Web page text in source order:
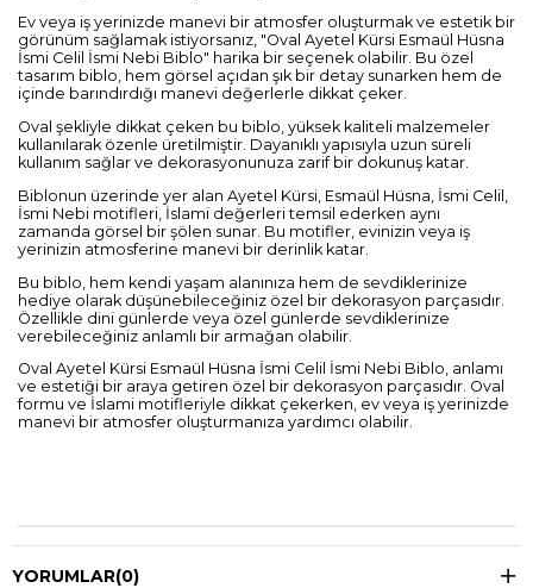
Ev veya iş yerinizde manevi bir atmosfer oluşturmak ve estetik bir
görünüm sağlamak istiyorsanız, "Oval Ayetel Kürsi Esmaül Hüsna
İsmi Celil İsmi Nebi Biblo" harika bir seçenek olabilir. Bu özel
tasarım biblo, hem görsel açıdan şık bir detay sunarken hem de
içinde barındırdığı manevi değerlerle dikkat çeker.
Oval şekliyle dikkat çeken bu biblo, yüksek kaliteli malzemeler
kullanılarak özenle üretilmiştir. Dayanıklı yapısıyla uzun süreli
kullanım sağlar ve dekorasyonunuza zarif bir dokunuş katar.
Biblonun üzerinde yer alan Ayetel Kürsi, Esmaül Hüsna, İsmi Celil,
İsmi Nebi motifleri, İslami değerleri temsil ederken aynı
zamanda görsel bir şölen sunar. Bu motifler, evinizin veya iş
yerinizin atmosferine manevi bir derinlik katar.
Bu biblo, hem kendi yaşam alanınıza hem de sevdiklerinize
hediye olarak düşünebileceğiniz özel bir dekorasyon parçasıdır.
Özellikle dini günlerde veya özel günlerde sevdiklerinize
verebileceğiniz anlamlı bir armağan olabilir.
Oval Ayetel Kürsi Esmaül Hüsna İsmi Celil İsmi Nebi Biblo, anlamı
ve estetiği bir araya getiren özel bir dekorasyon parçasıdır. Oval
formu ve İslami motifleriyle dikkat çekerken, ev veya iş yerinizde
manevi bir atmosfer oluşturmanıza yardımcı olabilir.
YORUMLAR(0)